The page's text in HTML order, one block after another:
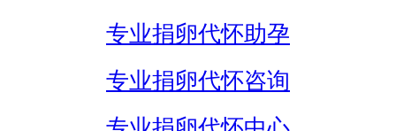
专业捐卵代怀助孕
专业捐卵代怀咨询